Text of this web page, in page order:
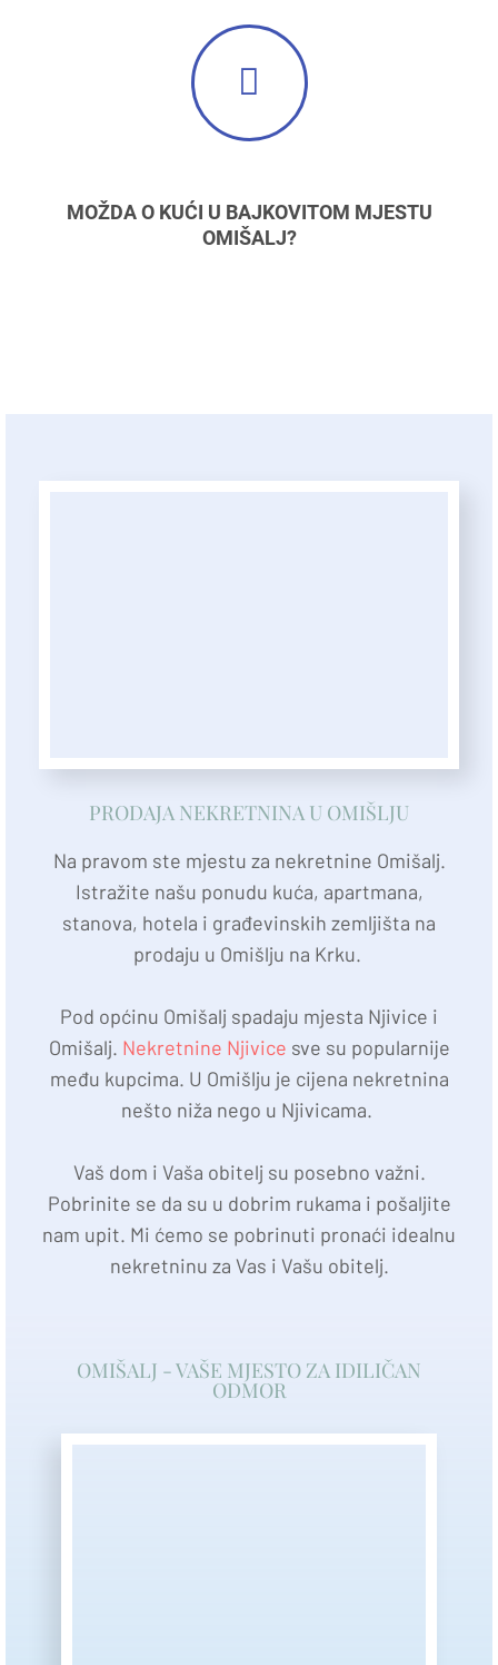
MOŽDA O KUĆI U BAJKOVITOM MJESTU
OMIŠALJ?
PRODAJA NEKRETNINA U OMIŠLJU
Na pravom ste mjestu za nekretnine Omišalj.
Istražite našu ponudu kuća, apartmana,
stanova, hotela i građevinskih zemljišta na
prodaju u Omišlju na Krku.
Pod općinu Omišalj spadaju mjesta Njivice i
Omišalj. Nekretnine Njivice sve su popularnije
među kupcima. U Omišlju je cijena nekretnina
nešto niža nego u Njivicama.
Vaš dom i Vaša obitelj su posebno važni.
Pobrinite se da su u dobrim rukama i pošaljite
nam upit. Mi ćemo se pobrinuti pronaći idealnu
nekretninu za Vas i Vašu obitelj.
OMIŠALJ - VAŠE MJESTO ZA IDILIČAN
ODMOR